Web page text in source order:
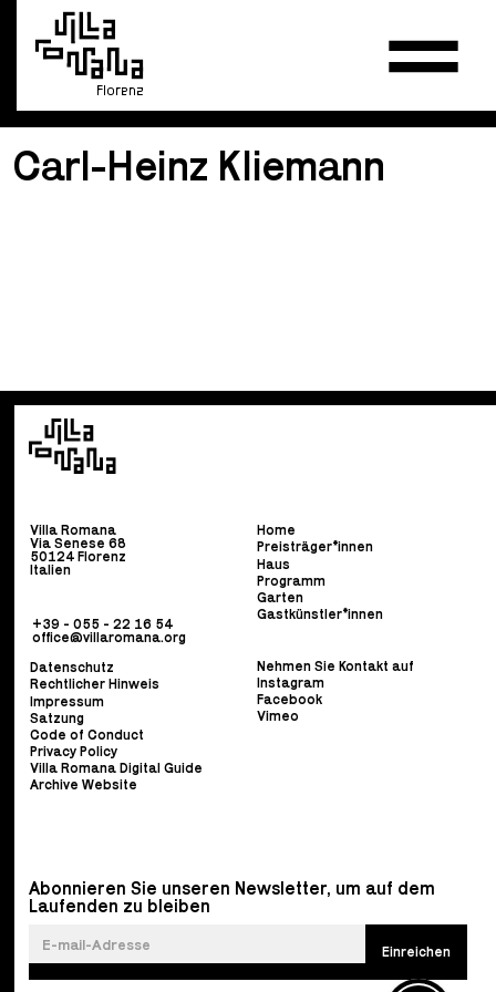
Florenz
Carl-Heinz Kliemann
Villa Romana
Via Senese 68
50124 Florenz
Italien
+39 - 055 - 22 16 54
office@villaromana.org
Home
Preisträger*innen
Haus
Programm
Garten
Gastkünstler*innen
Datenschutz
Rechtlicher Hinweis
Impressum
Satzung
Code of Conduct
Privacy Policy
Villa Romana Digital Guide
Archive Website
Nehmen Sie Kontakt auf
Instagram
Facebook
Vimeo
Abonnieren Sie unseren Newsletter, um auf dem
Laufenden zu bleiben